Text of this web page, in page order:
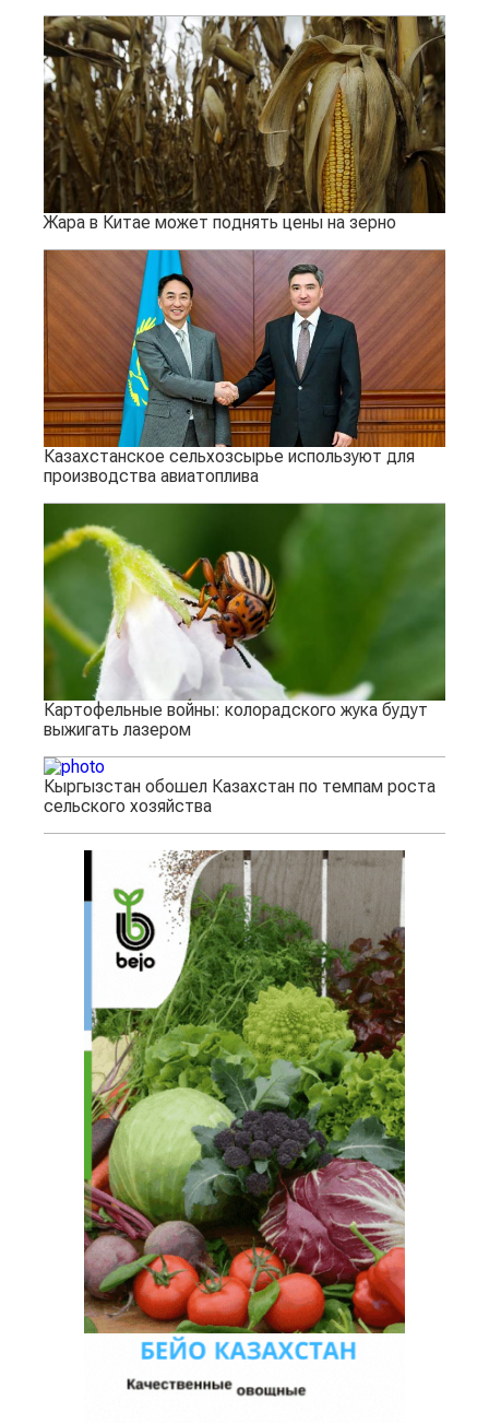
Жара в Китае может поднять цены на зерно
Казахстанское сельхозсырье используют для
производства авиатоплива
Картофельные войны: колорадского жука будут
выжигать лазером
Кыргызстан обошел Казахстан по темпам роста
сельского хозяйства